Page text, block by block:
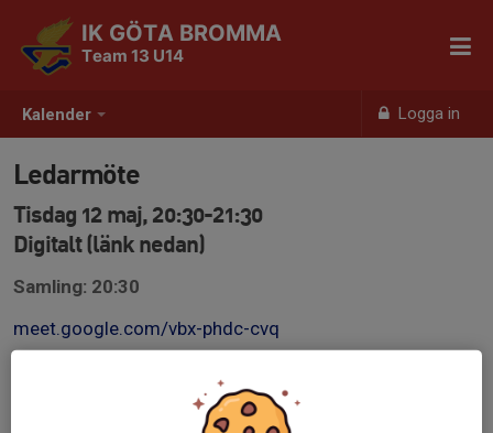
Kalender Logga in
IK GÖTA BROMMA
Team 13 U14
Ledarmöte
Tisdag 12 maj, 20:30-21:30
Digitalt (länk nedan)
Samling: 20:30
meet.google.com/vbx-phdc-cvq